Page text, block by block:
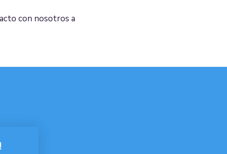
con nosotros a